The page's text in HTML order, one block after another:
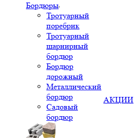
Бордюры
Тротуарный
поребрик
Тротуарный
шарнирный
бордюр
Бордюр
дорожный
Металлический
бордюр
Садовый
бордюр
АКЦИИ